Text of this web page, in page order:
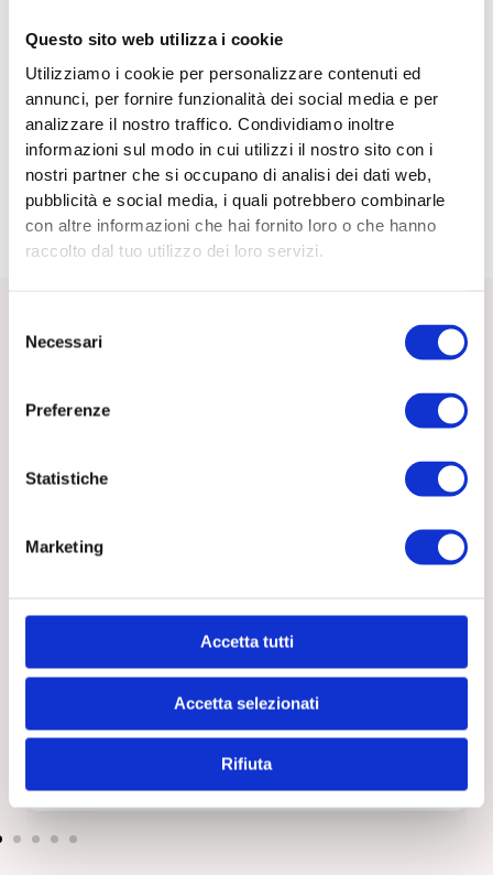
Questo sito web utilizza i cookie
Utilizziamo i cookie per personalizzare contenuti ed
annunci, per fornire funzionalità dei social media e per
analizzare il nostro traffico. Condividiamo inoltre
informazioni sul modo in cui utilizzi il nostro sito con i
nostri partner che si occupano di analisi dei dati web,
pubblicità e social media, i quali potrebbero combinarle
con altre informazioni che hai fornito loro o che hanno
raccolto dal tuo utilizzo dei loro servizi.
delNecessari
Preferenze
Statistiche
Marketing
Accetta tutti
Accetta selezionati
Rifiuta
necessaria per gli enti interessati.
per chi è interessato
https://www.yellowboat.eu/bandi/leva-civica-lombarda-
senior/
Regione Lombardia
Cosa fare quando un anziano vive da solo e inizia a
isolarsi
Tutti